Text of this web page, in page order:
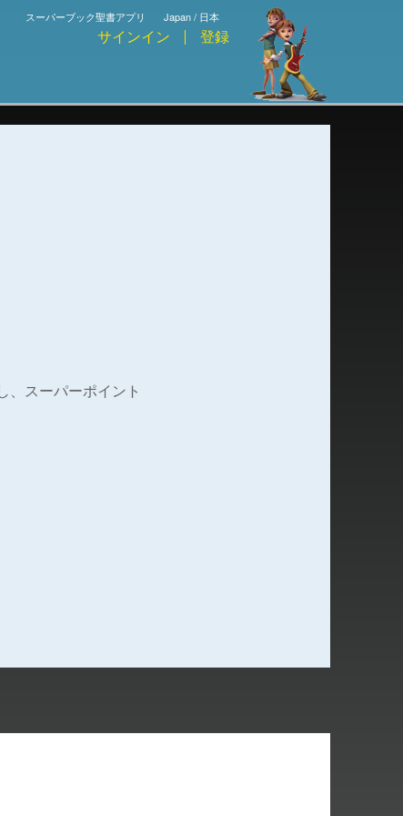
Japan / 日本
スーパーブック聖書アプリ
サインイン 登録
、スーパーポイント